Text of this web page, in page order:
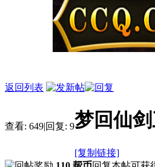
返回列表
查看: 649|回复: 9梦回仙
[复制链接]